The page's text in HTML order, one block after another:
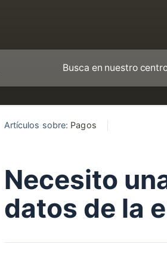
Artículos sobre: Pagos
Necesito
datos de la